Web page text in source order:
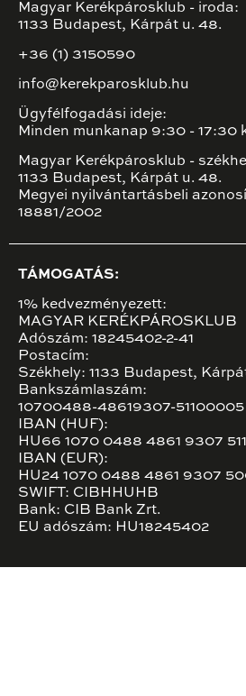
Magyar Kerékpárosklub - iroda:
1133 Budapest, Kárpát u. 48.
+36 (1) 3150590
info@kerekparosklub.hu
Ügyfélfogadási ideje:
Minden munkanap 9:30 - 17:30
Magyar Kerékpárosklub -
1133 Budapest, Kárpát u. 48.
Megyei nyilvántartásbeli
18881/2002
TÁMOGATÁS:
1% kedvezményezett:
MAGYAR KERÉKPÁROSKLUB
Adószám: 18245402-2-41
Postacím:
Székhely: 1133 Budapest,
Bankszámlaszám:
10700488-48619307-51100005
IBAN (HUF):
HU66 1070 0488 4861 9307
IBAN (EUR):
HU24 1070 0488 4861 9307
SWIFT: CIBHHUHB
Bank: CIB Bank Zrt.
EU adószám: HU18245402